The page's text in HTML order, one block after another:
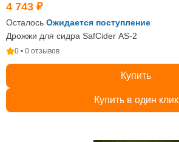
4 743 ₽
Осталось Ожидается поступление
Дрожжи для сидра SafCider AS‑2
0 • 0 отзывов
Купить
Купить в один клик